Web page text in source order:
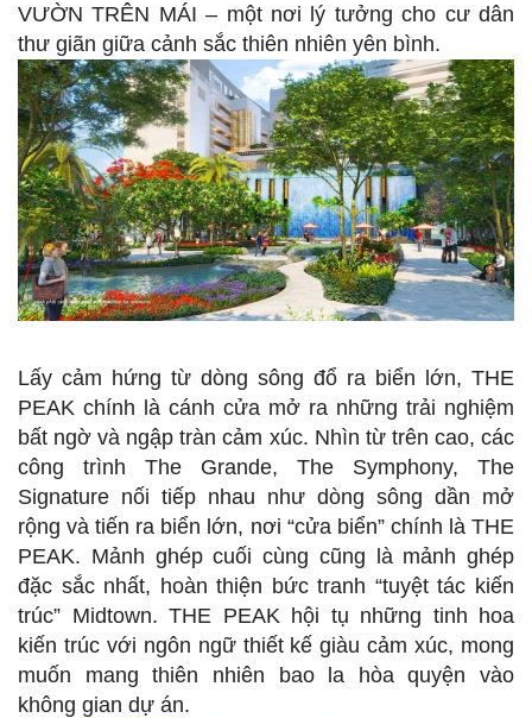
VƯỜN TRÊN MÁI – một nơi lý tưởng cho cư dân
thư giãn giữa cảnh sắc thiên nhiên yên bình.
Lấy cảm hứng từ dòng sông đổ ra biển lớn, THE
PEAK chính là cánh cửa mở ra những trải nghiệm
bất ngờ và ngập tràn cảm xúc. Nhìn từ trên cao, các
công trình The Grande, The Symphony, The
Signature nối tiếp nhau như dòng sông dần mở
rộng và tiến ra biển lớn, nơi “cửa biển” chính là THE
PEAK. Mảnh ghép cuối cùng cũng là mảnh ghép
đặc sắc nhất, hoàn thiện bức tranh “tuyệt tác kiến
trúc” Midtown. THE PEAK hội tụ những tinh hoa
kiến trúc với ngôn ngữ thiết kế giàu cảm xúc, mong
muốn mang thiên nhiên bao la hòa quyện vào
không gian dự án.